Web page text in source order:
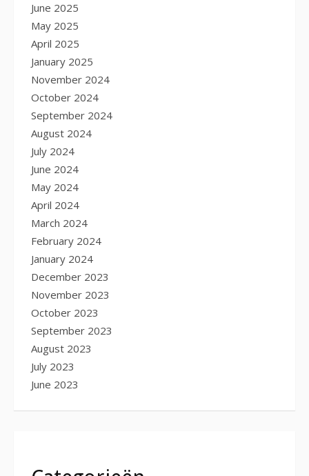
June 2025
May 2025
April 2025
January 2025
November 2024
October 2024
September 2024
August 2024
July 2024
June 2024
May 2024
April 2024
March 2024
February 2024
January 2024
December 2023
November 2023
October 2023
September 2023
August 2023
July 2023
June 2023